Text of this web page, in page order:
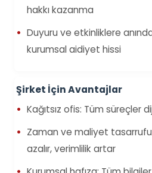
hakkı kazanma
Duyuru ve etkinliklere
kurumsal aidiyet hissi
Şirket İçin Avantajlar
Kağıtsız ofis: Tüm süreçler
Zaman ve maliyet
azalır, verimlilik artar